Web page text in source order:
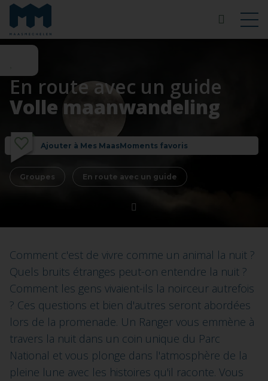
En route avec un guide
Volle maanwandeling
Ajouter à Mes MaasMoments favoris
Groupes En route avec un guide
Comment c'est de vivre comme un animal la nuit ?
Quels bruits étranges peut-on entendre la nuit ?
Comment les gens vivaient-ils la noirceur autrefois
? Ces questions et bien d'autres seront abordées
lors de la promenade. Un Ranger vous emmène à
travers la nuit dans un coin unique du Parc
National et vous plonge dans l'atmosphère de la
pleine lune avec les histoires qu'il raconte. Vous